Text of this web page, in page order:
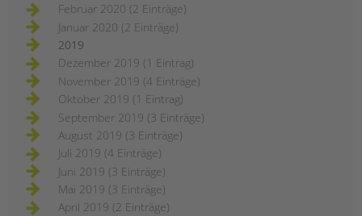
Februar 2020 (2 Einträge)
Januar 2020 (2 Einträge)
2019
Dezember 2019 (1 Eintrag)
November 2019 (4 Einträge)
Oktober 2019 (1 Eintrag)
September 2019 (3 Einträge)
August 2019 (3 Einträge)
Juli 2019 (4 Einträge)
Juni 2019 (3 Einträge)
Mai 2019 (3 Einträge)
April 2019 (2 Einträge)